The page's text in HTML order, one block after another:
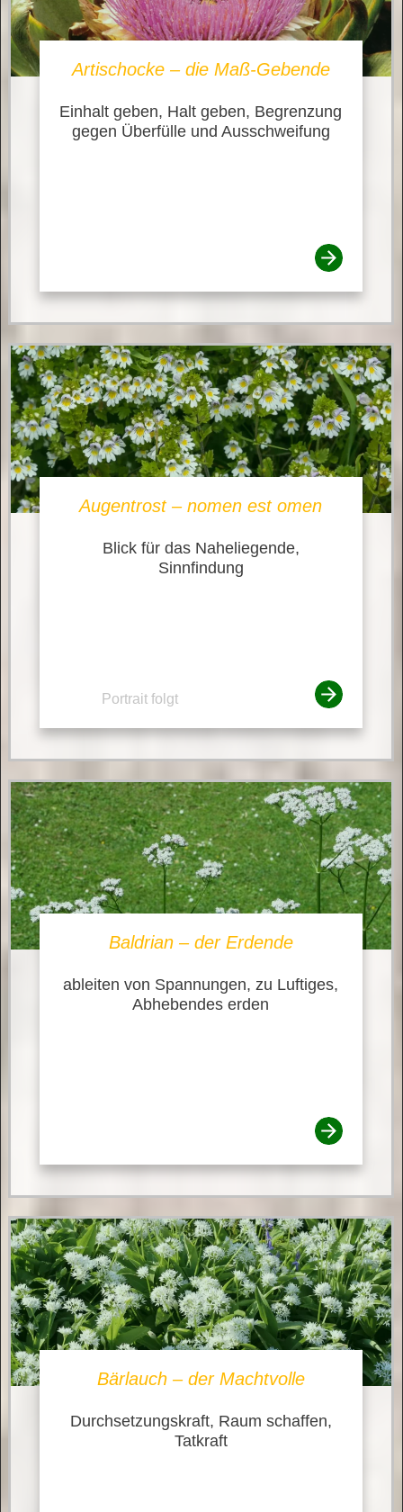
Artischocke – die Maß-Gebende
Einhalt geben, Halt geben, Begrenzung
gegen Überfülle und Ausschweifung
Augentrost – nomen est omen
Blick für das Naheliegende,
Sinnfindung
Portrait folgt
Baldrian – der Erdende
ableiten von Spannungen, zu Luftiges,
Abhebendes erden
Bärlauch – der Machtvolle
Durchsetzungskraft, Raum schaffen,
Tatkraft